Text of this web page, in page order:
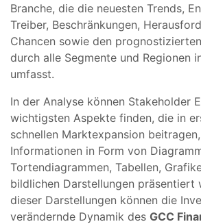
Branche, die die neuesten Trends,
Treiber, Beschränkungen,
Chancen sowie den
durch alle Segmente und Regionen
umfasst.
In der Analyse können Stakeholder
wichtigsten Aspekte finden, die in
schnellen Marktexpansion
Informationen in Form von
Tortendiagrammen, Tabellen,
bildlichen Darstellungen präsentiert
dieser Darstellungen können die
verändernde Dynamik des GCC